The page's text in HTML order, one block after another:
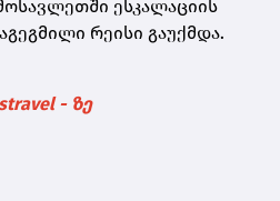
ესკალაციის
რეისი გაუქმდა.
- ზე